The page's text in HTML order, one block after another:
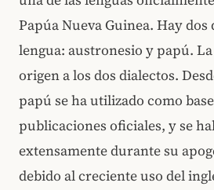
Papúa Nueva Guinea. Hay dos
lengua: austronesio y papú.
origen a los dos dialectos.
papú se ha utilizado como
publicaciones oficiales, y se
extensamente durante su
debido al creciente uso del